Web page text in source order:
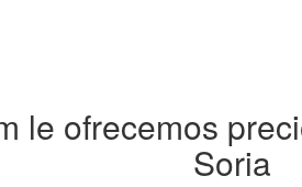
le ofrecemos
Soria